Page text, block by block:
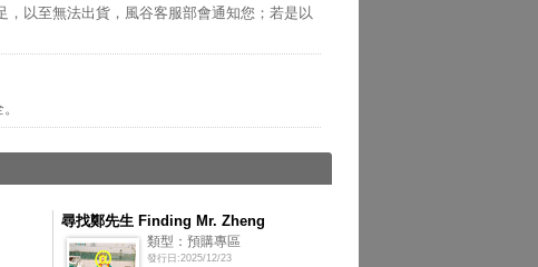
以至無法出貨，風谷客服部會通知您；若是以
尋找鄭先生 Finding Mr. Zheng
類型：預購專區
發行日:2025/12/23